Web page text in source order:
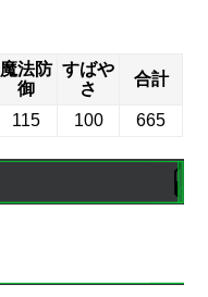
魔法防
御
すばや
さ
合計
115 100 665